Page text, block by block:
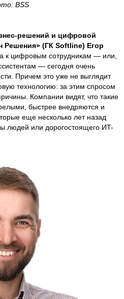
BSS
решений и цифровой
(ГК Softline) Егор
к цифровым сотрудникам — или,
— сегодня очень
Причем это уже не выглядит
технологию: за этим спросом
Компании видят, что такие
быстрее внедряются и
еще несколько лет назад
людей или дорогостоящего ИT-